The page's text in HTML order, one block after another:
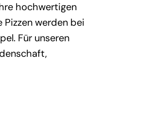
hochwertigen
werden bei
Für unseren